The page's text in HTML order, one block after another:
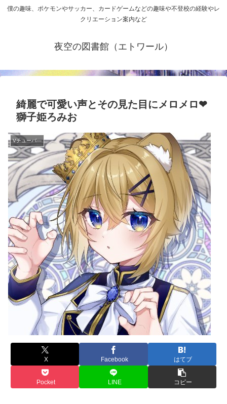
僕の趣味、ポケモンやサッカー、カードゲームなどの趣味や不登校の経験やレ
クリエーション案内など
夜空の図書館（エトワール）
綺麗で可愛い声とその見た目にメロメロ❤
獅子姫ろみお
Vチューバ―
X Facebook はてブ
Pocket LINE コピー